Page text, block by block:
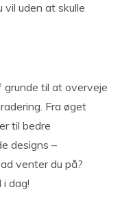
uden at skulle
grunde til at overveje
Fra øget
til bedre
designs –
venter du på?
dag!